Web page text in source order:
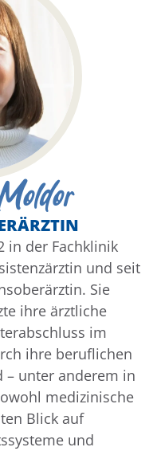
in der Fachklinik
und seit
Sie
ihre ärztliche
im
ihre beruflichen
– unter anderem in
medizinische
Blick auf
und